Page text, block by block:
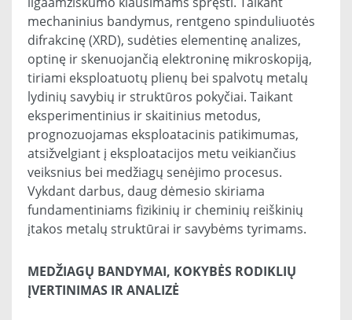
mechaninius bandymus, rentgeno spinduliuotės
difrakcinę (XRD), sudėties elementinę analizes,
optinę ir skenuojančią elektroninę mikroskopiją,
tiriami eksploatuotų plienų bei spalvotų metalų
lydinių savybių ir struktūros pokyčiai. Taikant
eksperimentinius ir skaitinius metodus,
prognozuojamas eksploatacinis patikimumas,
atsižvelgiant į eksploatacijos metu veikiančius
veiksnius bei medžiagų senėjimo procesus.
Vykdant darbus, daug dėmesio skiriama
fundamentiniams fizikinių ir cheminių reiškinių
įtakos metalų struktūrai ir savybėms tyrimams.
MEDŽIAGŲ BANDYMAI, KOKYBĖS RODIKLIŲ
ĮVERTINIMAS IR ANALIZĖ